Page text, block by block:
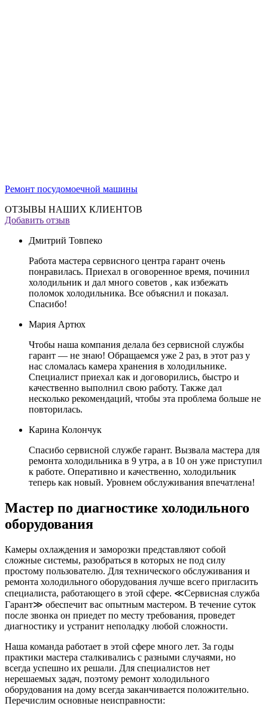
Ремонт посудомоечной машины
ОТЗЫВЫ НАШИХ КЛИЕНТОВ
Добавить отзыв
Дмитрий Товпеко
Работа мастера сервисного центра гарант очень
понравилась. Приехал в оговоренное время, починил
холодильник и дал много советов , как избежать
поломок холодильника. Все объяснил и показал.
Спасибо!
Мария Артюх
Чтобы наша компания делала без сервисной службы
гарант — не знаю! Обращаемся уже 2 раз, в этот раз у
нас сломалась камера хранения в холодильнике.
Специалист приехал как и договорились, быстро и
качественно выполнил свою работу. Также дал
несколько рекомендаций, чтобы эта проблема больше не
повторилась.
Карина Колончук
Спасибо сервисной службе гарант. Вызвала мастера для
ремонта холодильника в 9 утра, а в 10 он уже приступил
к работе. Оперативно и качественно, холодильник
теперь как новый. Уровнем обслуживания впечатлена!
Мастер по диагностике холодильного
оборудования
Камеры охлаждения и заморозки представляют собой
сложные системы, разобраться в которых не под силу
простому пользователю. Для технического обслуживания и
ремонта холодильного оборудования лучше всего пригласить
специалиста, работающего в этой сфере. ≪Сервисная служба
Гарант≫ обеспечит вас опытным мастером. В течение суток
после звонка он приедет по месту требования, проведет
диагностику и устранит неполадку любой сложности.
Наша команда работает в этой сфере много лет. За годы
практики мастера сталкивались с разными случаями, но
всегда успешно их решали. Для специалистов нет
нерешаемых задач, поэтому ремонт холодильного
оборудования на дому всегда заканчивается положительно.
Перечислим основные неисправности: